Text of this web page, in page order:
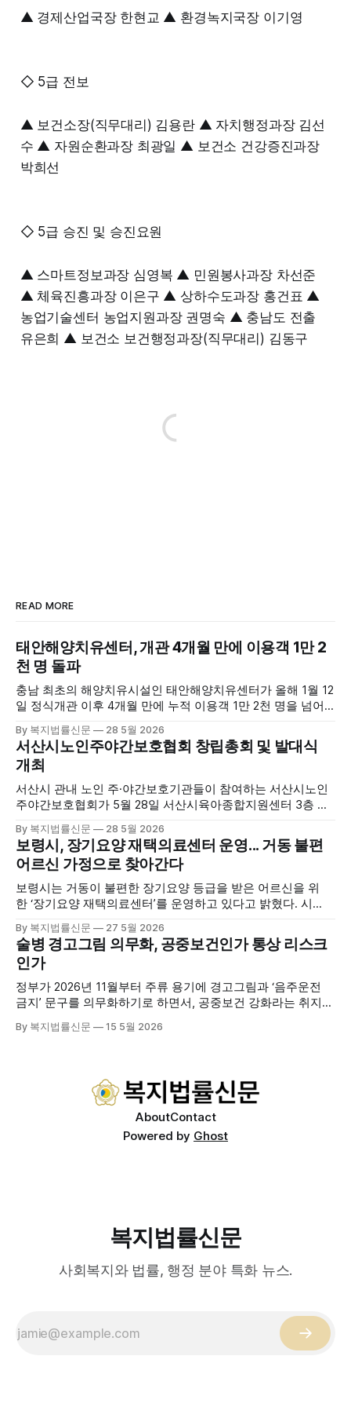
▲ 경제산업국장 한현교 ▲ 환경녹지국장 이기영
◇ 5급 전보
▲ 보건소장(직무대리) 김용란 ▲ 자치행정과장 김선
수 ▲ 자원순환과장 최광일 ▲ 보건소 건강증진과장
박희선
◇ 5급 승진 및 승진요원
▲ 스마트정보과장 심영복 ▲ 민원봉사과장 차선준
▲ 체육진흥과장 이은구 ▲ 상하수도과장 홍건표 ▲
농업기술센터 농업지원과장 권명숙 ▲ 충남도 전출
유은희 ▲ 보건소 보건행정과장(직무대리) 김동구
READ MORE
태안해양치유센터, 개관 4개월 만에 이용객 1만 2
천 명 돌파
충남 최초의 해양치유시설인 태안해양치유센터가 올해 1월 12
일 정식개관 이후 4개월 만에 누적 이용객 1만 2천 명을 넘어
양자원을 활용한 맞춤형 프로그램과 차별화된 웰니스 콘텐츠
를 선보이며 관광객과 군민의 발길을 끌고 있다. 센터는 염지
하수, 피트 등 태안의 청정 해양자원을 활용해 몸과 마음의 회
복을 돕는 다양한 프로그램을 운영하고
By 복지법률신문 28 5월 2026
서산시노인주야간보호협회 창립총회 및 발대식
개최
서산시 관내 노인 주·야간보호기관들이 참여하는 서산시노인
주야간보호협회가 5월 28일 서산시육아종합지원센터 3층 공
행사에는 서산시 관내 주·야간보호기관 관계자와 종사자, 유관
기관 내빈 등 약 100여명이 참석했으며, 서산시청 관계자, 서
산시노인복지시설협회, 서산시재가복지협회, 서산시사회복지
사협회 등 지역 노인복지 관련 기관 관계자들이 함께해 협회
출범을 축하했다. 서산시노인주야간보호협회는 서산시 소재
By 복지법률신문 28 5월 2026
보령시, 장기요양 재택의료센터 운영... 거동 불편
어르신 가정으로 찾아간다
보령시는 거동이 불편한 장기요양 등급을 받은 어르신을 위
한 ‘장기요양 재택의료센터’를 운영하고 있다고 밝혔다. 시
고 본격적인 서비스 제공에 나서고 있다. 재택의료센터
는 (한)의사가 거동 불편으로 의료기관 이용이 어렵다고 판단
한 장기요양 등급자를 대상으로, (한)의사·간호사·사회복지사
로 구성된 다학제 팀이 직접 가정을 방문해 건강관리서비스
를 제공하는
By 복지법률신문 27 5월 2026
술병 경고그림 의무화, 공중보건인가 통상 리스크
인가
정부가 2026년 11월부터 주류 용기에 경고그림과 ‘음주운전
금지’ 문구를 의무화하기로 하면서, 공중보건 강화라는 취지와
도는 국제 통상 규범, 영세업체 부담, 소비자 선택권 등 다양한
By 복지법률신문 15 5월 2026
AboutContact
Powered by Ghost
복지법률신문
사회복지와 법률, 행정 분야 특화 뉴스.